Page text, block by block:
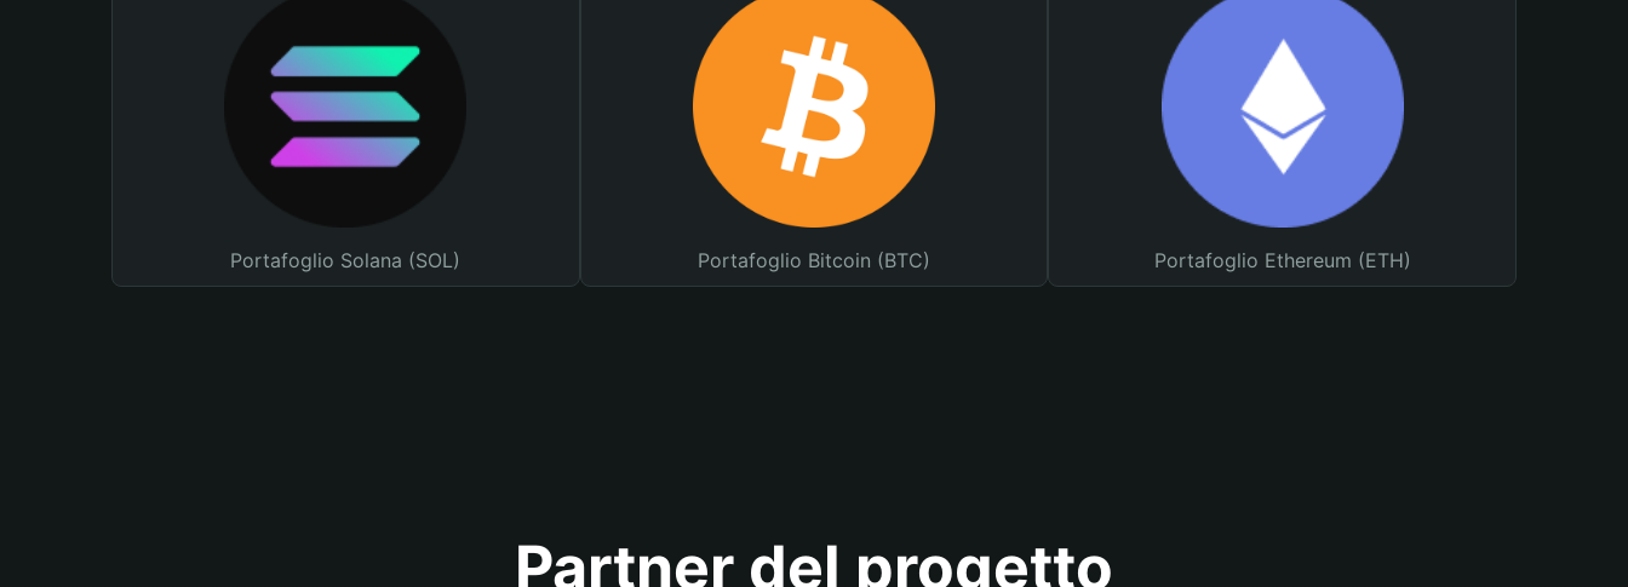
Portafoglio Solana (SOL) Portafoglio Bitcoin (BTC) Portafoglio Ethereum (ETH)
Partner del progetto